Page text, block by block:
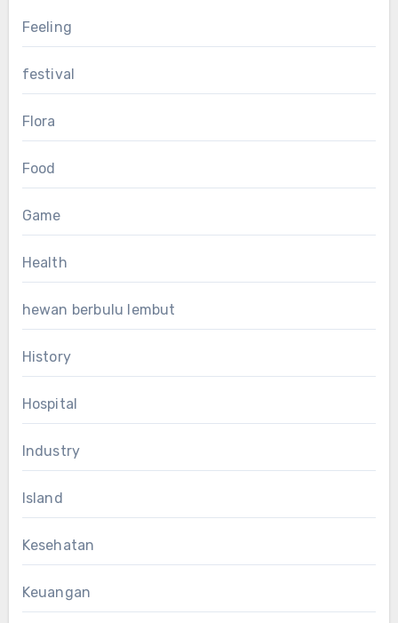
Feeling
festival
Flora
Food
Game
Health
hewan berbulu lembut
History
Hospital
Industry
Island
Kesehatan
Keuangan